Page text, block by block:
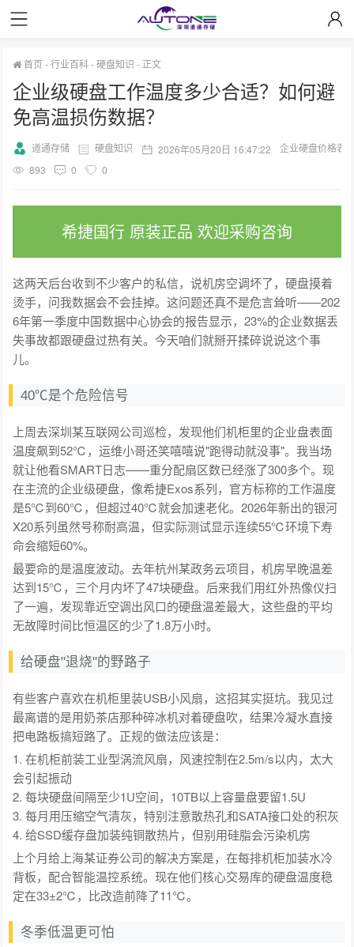
首页 -行业百科-硬盘知识 - 正文
企业级硬盘工作温度多少合适？如何避
免高温损伤数据？
道通存储 硬盘知识 2026年05月20日 16:47:22
企业硬盘价格表
893
0 0
希捷国行 原装正品 欢迎采购咨询
这两天后台收到不少客户的私信，说机房空调坏了，硬盘摸着
烫手，问我数据会不会挂掉。这问题还真不是危言耸听——202
6年第一季度中国数据中心协会的报告显示，23%的企业数据丢
失事故都跟硬盘过热有关。今天咱们就掰开揉碎说说这个事
儿。
40℃是个危险信号
上周去深圳某互联网公司巡检，发现他们机柜里的企业盘表面
温度飙到52℃，运维小哥还笑嘻嘻说"跑得动就没事"。我当场
就让他看SMART日志——重分配扇区数已经涨了300多个。现
在主流的企业级硬盘，像希捷Exos系列，官方标称的工作温度
是5℃到60℃，但超过40℃就会加速老化。2026年新出的银河
X20系列虽然号称耐高温，但实际测试显示连续55℃环境下寿
命会缩短60%。
最要命的是温度波动。去年杭州某政务云项目，机房早晚温差
达到15℃，三个月内坏了47块硬盘。后来我们用红外热像仪扫
了一遍，发现靠近空调出风口的硬盘温差最大，这些盘的平均
无故障时间比恒温区的少了1.8万小时。
给硬盘"退烧"的野路子
有些客户喜欢在机柜里装USB小风扇，这招其实挺坑。我见过
最离谱的是用奶茶店那种碎冰机对着硬盘吹，结果冷凝水直接
把电路板搞短路了。正规的做法应该是：
1. 在机柜前装工业型涡流风扇，风速控制在2.5m/s以内，太大
会引起振动
2. 每块硬盘间隔至少1U空间，10TB以上容量盘要留1.5U
3. 每月用压缩空气清灰，特别注意散热孔和SATA接口处的积灰
4. 给SSD缓存盘加装纯铜散热片，但别用硅脂会污染机房
上个月给上海某证券公司的解决方案是，在每排机柜加装水冷
背板，配合智能温控系统。现在他们核心交易库的硬盘温度稳
定在33±2℃，比改造前降了11℃。
冬季低温更可怕